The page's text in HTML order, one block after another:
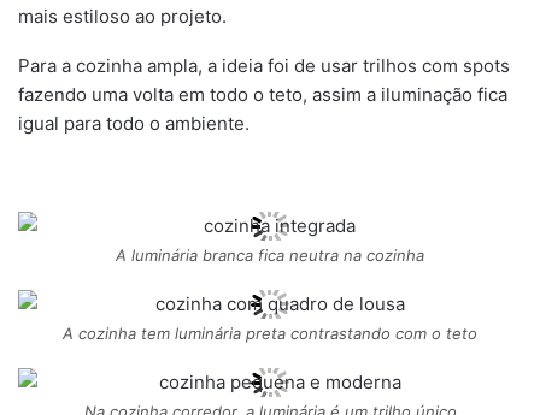
mais estiloso ao projeto.
Para a cozinha ampla, a ideia foi de usar trilhos com spots
fazendo uma volta em todo o teto, assim a iluminação fica
igual para todo o ambiente.
A luminária branca fica neutra na cozinha
A cozinha tem luminária preta contrastando com o teto